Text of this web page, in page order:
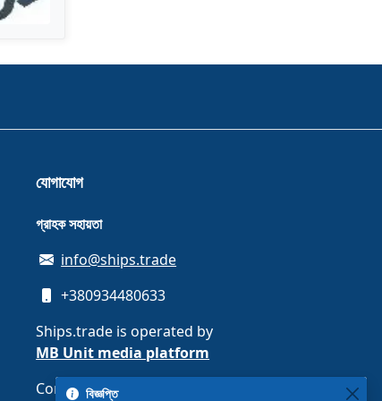
যোগাযোগ
গ্রাহক সহায়তা
info@ships.trade
+380934480633
Ships.trade is operated by
MB Unit media platform
Company code 308087889 ·
বিজ্ঞপ্তি